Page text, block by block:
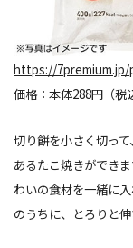
https://7premium.jp/
価格：本体288円（税
切り餅を小さく切っ
あるたこ焼きができ
わいの食材を一緒に
のうちに、とろりと